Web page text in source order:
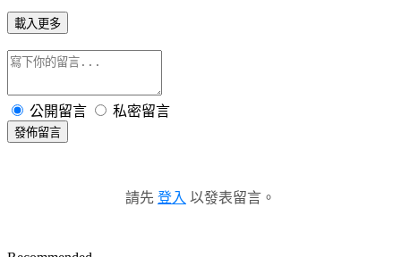
載入更多
公開留言 私密留言
發佈留言
請先 登入 以發表留言。